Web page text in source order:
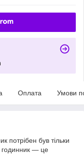
Оплата Умови
потрібен був тільки
годинник — це